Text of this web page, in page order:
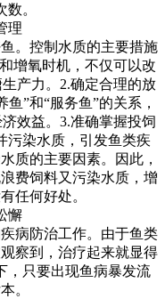
。
理
。控制水质的主要措施
增氧时机，不仅可以改
产力。 2.确定合理的放
鱼”和“服务鱼”的关系，
效益。 3.准确掌握投饲
污染水质，引发鱼类疾
质的主要因素。因此，
费饲料又污染水质，增
任何好处。
懈
病防治工作。由于鱼类
察到，治疗起来就显得
，只要出现鱼病暴发流
。